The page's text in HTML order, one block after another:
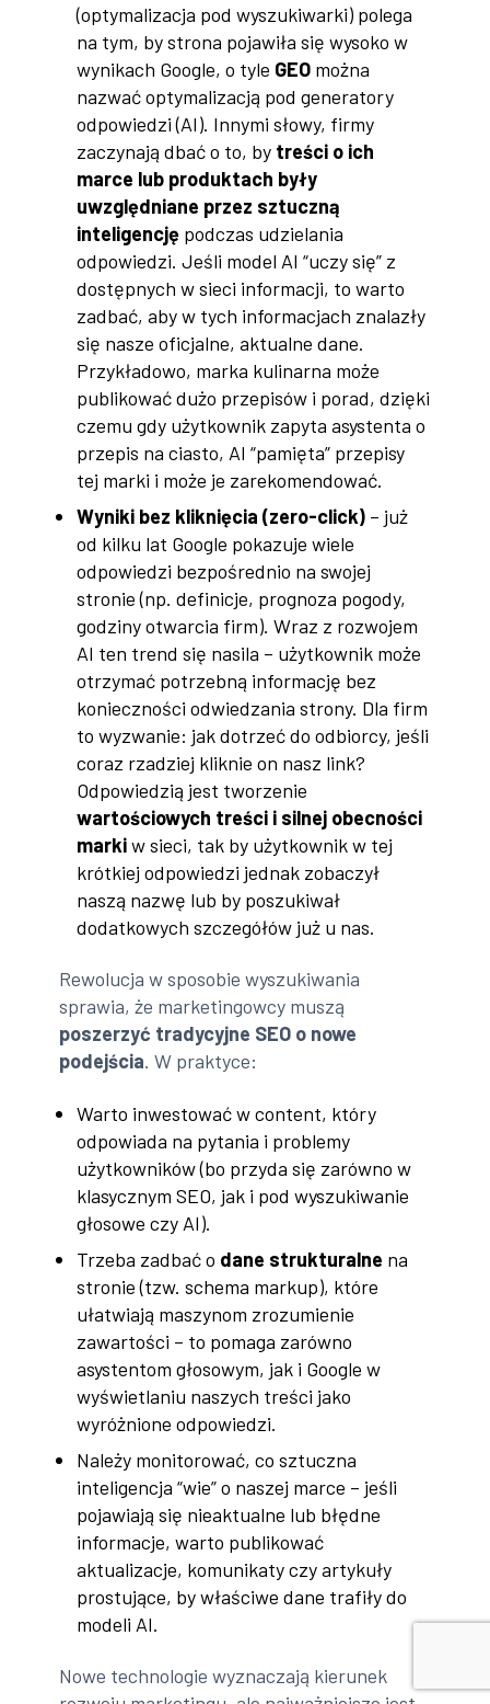
(optymalizacja pod wyszukiwarki) polega
na tym, by strona pojawiła się wysoko w
wynikach Google, o tyle GEO można
nazwać optymalizacją pod generatory
odpowiedzi (AI). Innymi słowy, firmy
zaczynają dbać o to, by treści o ich
marce lub produktach były
uwzględniane przez sztuczną
inteligencję podczas udzielania
odpowiedzi. Jeśli model AI “uczy się” z
dostępnych w sieci informacji, to warto
zadbać, aby w tych informacjach znalazły
się nasze oficjalne, aktualne dane.
Przykładowo, marka kulinarna może
publikować dużo przepisów i porad, dzięki
czemu gdy użytkownik zapyta asystenta o
przepis na ciasto, AI “pamięta” przepisy
tej marki i może je zarekomendować.
Wyniki bez kliknięcia (zero-click) – już
od kilku lat Google pokazuje wiele
odpowiedzi bezpośrednio na swojej
stronie (np. definicje, prognoza pogody,
godziny otwarcia firm). Wraz z rozwojem
AI ten trend się nasila – użytkownik może
otrzymać potrzebną informację bez
konieczności odwiedzania strony. Dla firm
to wyzwanie: jak dotrzeć do odbiorcy, jeśli
coraz rzadziej kliknie on nasz link?
Odpowiedzią jest tworzenie
wartościowych treści i silnej obecności
markiw sieci, tak by użytkownik w tej
krótkiej odpowiedzi jednak zobaczył
naszą nazwę lub by poszukiwał
dodatkowych szczegółów już u nas.
Rewolucja w sposobie wyszukiwania
sprawia, że marketingowcy muszą
poszerzyć tradycyjne SEO o nowe
podejścia. W praktyce:
Warto inwestować w content, który
odpowiada na pytania i problemy
użytkowników (bo przyda się zarówno w
klasycznym SEO, jak i pod wyszukiwanie
głosowe czy AI).
Trzeba zadbać o dane strukturalne na
stronie (tzw. schema markup), które
ułatwiają maszynom zrozumienie
zawartości – to pomaga zarówno
asystentom głosowym, jak i Google w
wyświetlaniu naszych treści jako
wyróżnione odpowiedzi.
Należy monitorować, co sztuczna
inteligencja “wie” o naszej marce – jeśli
pojawiają się nieaktualne lub błędne
informacje, warto publikować
aktualizacje, komunikaty czy artykuły
prostujące, by właściwe dane trafiły do
modeli AI.
Nowe technologie wyznaczają kierunek